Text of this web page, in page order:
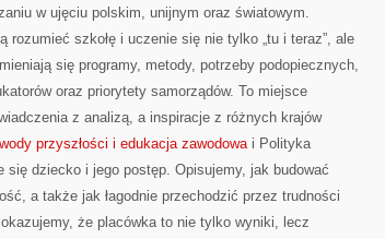
w ujęciu polskim, unijnym oraz światowym.
rozumieć szkołę i uczenie się nie tylko „tu i teraz”, ale
się programy, metody, potrzeby podopiecznych,
oraz priorytety samorządów. To miejsce
z analizą, a inspiracje z różnych krajów
przyszłości i edukacja zawodowai Polityka
się dziecko i jego postęp. Opisujemy, jak budować
a także jak łagodnie przechodzić przez trudności
że placówka to nie tylko wyniki, lecz